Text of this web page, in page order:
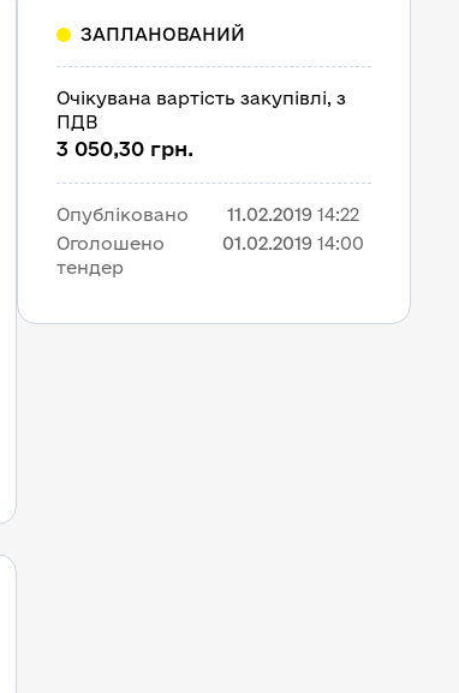
ЗАПЛАНОВАНИЙ
Очікувана вартість закупівлі, з
ПДВ
3 050,30 грн.
Опубліковано 11.02.2019 14:22
Оголошено
тендер
01.02.2019 14:00